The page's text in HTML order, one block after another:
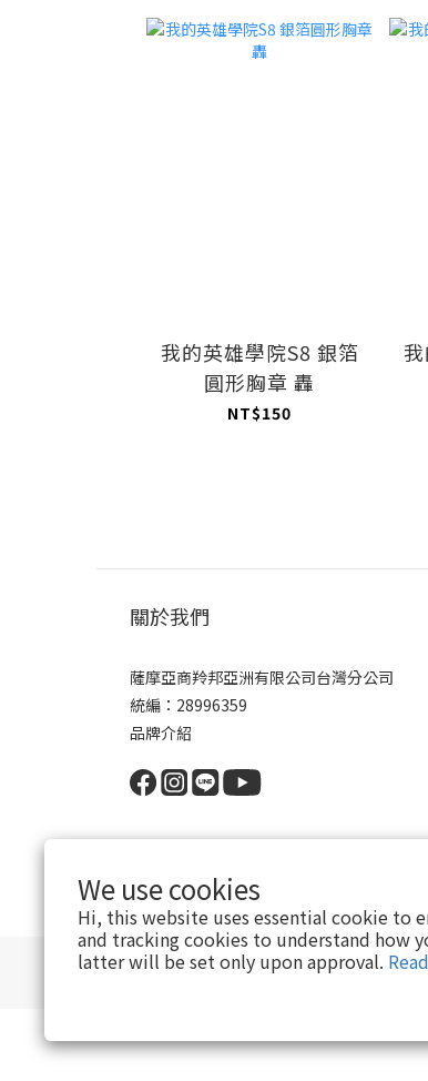
We use cookies
Hi, this website uses essential cookie to
and tracking cookies to understand how
latter will be set only upon approval.
我的英雄學院S8 銀箔
圓形胸章 轟
NT$150
關於我們
薩摩亞商羚邦亞洲有限公司台灣分公司
統編：28996359
品牌介紹